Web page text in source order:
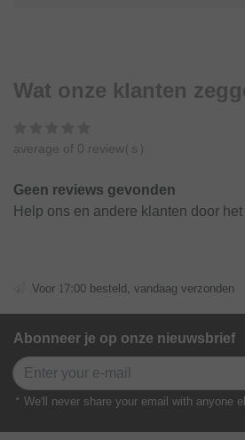
Wat onze klanten
average of 0 review(s)
Geen reviews gevonden
Help ons en andere klanten door
Voor 17:00 besteld, vandaag verzonden
Abonneer je op onze nieuwsbrief
* We'll never share your email with anyone